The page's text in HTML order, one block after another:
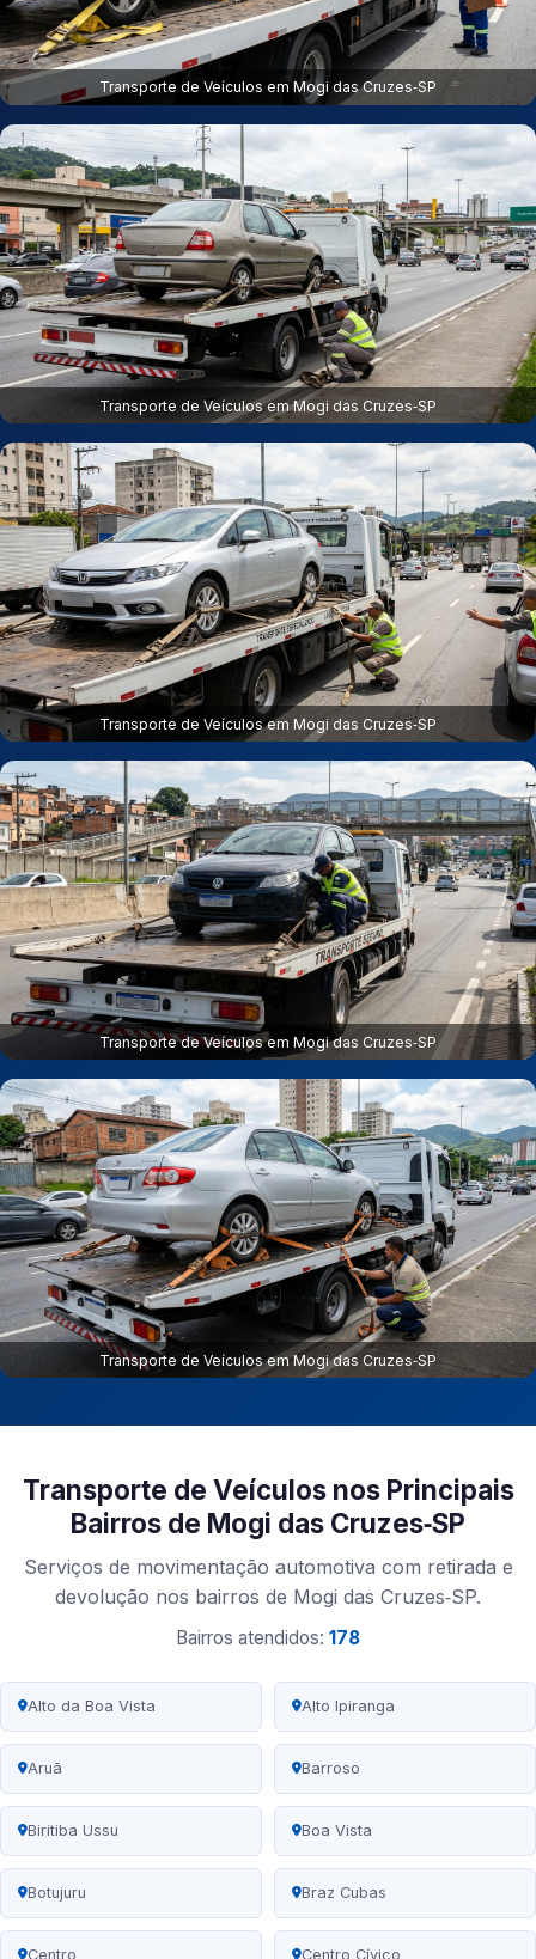
Transporte de Veículos em Mogi das Cruzes‑SP
Transporte de Veículos em Mogi das Cruzes‑SP
Transporte de Veículos em Mogi das Cruzes‑SP
Transporte de Veículos em Mogi das Cruzes‑SP
Transporte de Veículos em Mogi das Cruzes‑SP
Transporte de Veículos nos Principais
Bairros de Mogi das Cruzes‑SP
Serviços de movimentação automotiva com retirada e
devolução nos bairros de Mogi das Cruzes‑SP.
Bairros atendidos: 178
Alto da Boa Vista Alto Ipiranga
Aruã Barroso
Biritiba Ussu Boa Vista
Botujuru Braz Cubas
Centro Centro Cívico